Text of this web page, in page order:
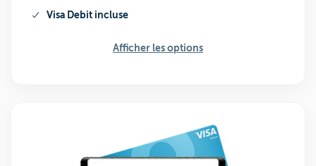
Visa Debit incluse
Afficher les options